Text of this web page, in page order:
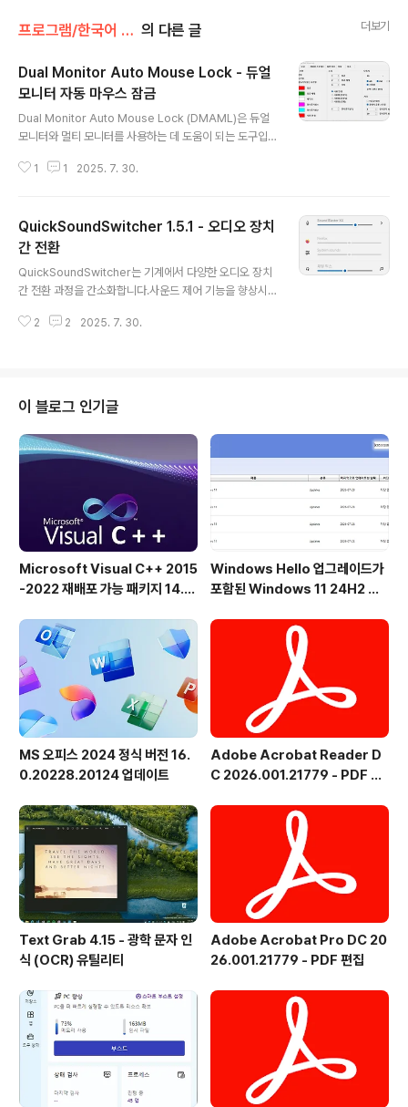
프로그램/한국어 패치 의 다른 글 더보기
Dual Monitor Auto Mouse Lock - 듀얼
모니터 자동 마우스 잠금
Dual Monitor Auto Mouse Lock (DMAML)은 듀얼
모니터와 멀티 모니터를 사용하는 데 도움이 되는 도구입
동으로 고정합니다.DMAML은 의도치 않은 특정 작업을
화면에 있으면 마우스 커서가 해당 화면에 고정된다는 것
입니다.소프트웨어는 백그라운드에서 실행되어 시스템 트
레이에 아이콘이 표시됩니다. 아이콘은 설정에 액세스하는
데 사용되며, 아이콘의 색상과 모양을 통해 잠금, 잠금 해
수 있습니다. 상태 변경에 대한 사운드 알림도 설정할 수 있
1 1 2025. 7. 30.
QuickSoundSwitcher 1.5.1 - 오디오 장치
간 전환
QuickSoundSwitcher는 기계에서 다양한 오디오 장치
간 전환 과정을 간소화합니다.사운드 제어 기능을 향상시
운 설정 메뉴를 통해 오디오 출력을 변경하는 대신 버튼 하
를 듣는 방식을 변경하고 싶을 때마다 시간과 번거로움을
절약하여 전체 오디오 환경을 개선합니다.전통적인 인터페
이스 없음퀵사운드 스위처는 기존의 사용자 인터페이스 없
이도 작동하며, 간소화된 기능과 핵심 목적에 부합합니다.
즉, 긴 설치 과정을 거치지 않고 애플리케이션을 실행하기
만 하면 됩니다. 활성화되면 ..
2 2 2025. 7. 30.
이 블로그 인기글
Microsoft Visual C++ 2015
-2022 재배포 가능 패키지 14.5
Windows Hello 업그레이드가
포함된 Windows 11 24H2 및
출시
MS 오피스 2024 정식 버전 16.
0.20228.20124 업데이트
Adobe Acrobat Reader D
C 2026.001.21779 - PDF 뷰
Text Grab 4.15 - 광학 문자 인
식 (OCR) 유틸리티
Adobe Acrobat Pro DC 20
26.001.21779 - PDF 편집